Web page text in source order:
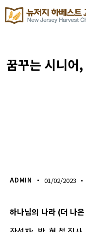
꿈꾸는 시니어
ADMIN 01/02/2023
하나님의 나라 (더 나